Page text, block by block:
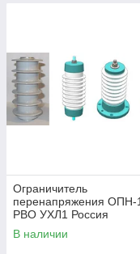
Ограничитель
перенапряжения ОПН-
РВО УХЛ1 Россия
В наличии